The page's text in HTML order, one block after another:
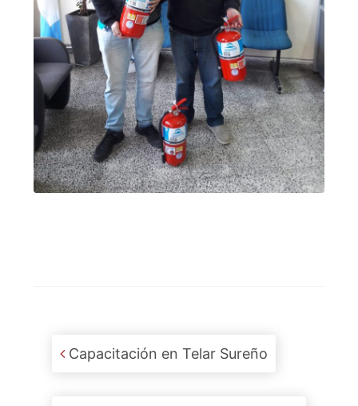
Post navigation
Capacitación en Telar Sureño